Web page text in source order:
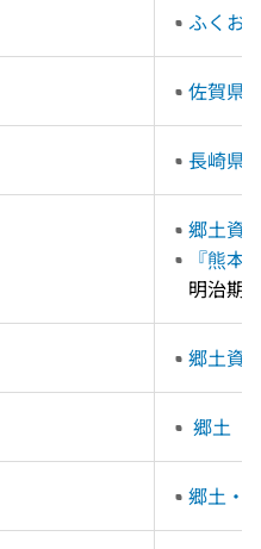
ふくお
佐賀県
長崎県
郷土資
『熊本
明治期
郷土資
郷土（
郷土・